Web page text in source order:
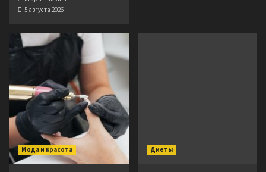
5 августа 2026
Мода и красота Диеты